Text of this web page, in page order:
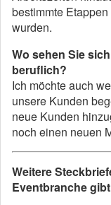
bestimmte
wurden.
Wo sehen Sie
beruflich?
Ich möchte auch
unsere Kunden
neue Kunden
noch einen neuen
Weitere
Eventbranche